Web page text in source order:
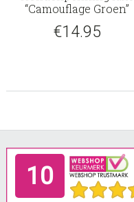
“Camouflage Groen”
€14.95
Footer